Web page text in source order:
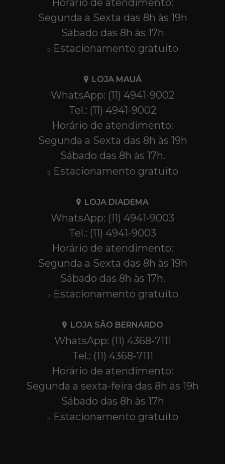
Horário de atendimento:
Segunda a Sexta das 8h às 19h
Sábado das 8h às 17h
Estacionamento gratuito
LOJA MAUÁ
WhatsApp: (11) 4941-9002
Tel.: (11) 4941-9002
Horário de atendimento:
Segunda a Sexta das 8h às 19h
Sábado das 8h às 17h.
Estacionamento gratuito
LOJA DIADEMA
WhatsApp: (11) 4941-9003
Tel.: (11) 4941-9003
Horário de atendimento:
Segunda a Sexta das 8h às 19h
Sábado das 8h às 17h.
Estacionamento gratuito
LOJA SÃO BERNARDO
WhatsApp: (11) 4368-7111
Tel.: (11) 4368-7111
Horário de atendimento:
Segunda a sexta-feira das 8h às 19h
Sábado das 8h às 17h
Estacionamento gratuito